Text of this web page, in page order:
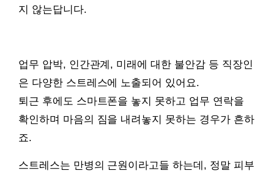
지 않는답니다.
업무 압박, 인간관계, 미래에 대한 불안감 등 직장인
은 다양한 스트레스에 노출되어 있어요.
퇴근 후에도 스마트폰을 놓지 못하고 업무 연락을
확인하며 마음의 짐을 내려놓지 못하는 경우가 흔하
죠.
스트레스는 만병의 근원이라고들 하는데, 정말 피부